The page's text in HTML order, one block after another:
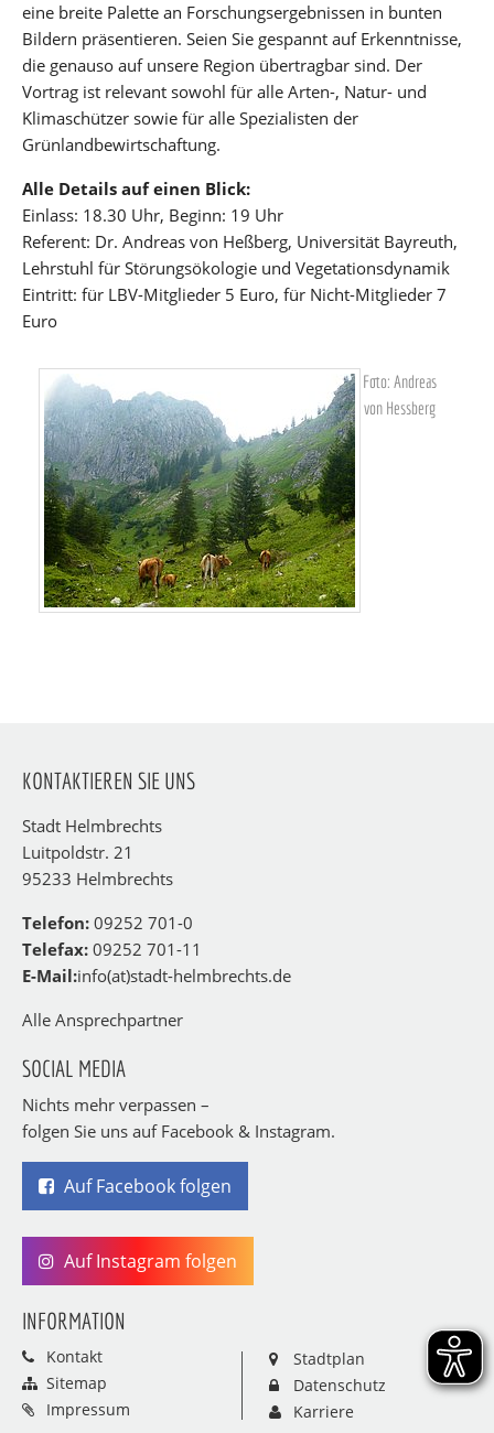
eine breite Palette an Forschungsergebnissen in bunten
Bildern präsentieren. Seien Sie gespannt auf Erkenntnisse,
die genauso auf unsere Region übertragbar sind. Der
Vortrag ist relevant sowohl für alle Arten-, Natur- und
Klimaschützer sowie für alle Spezialisten der
Grünlandbewirtschaftung.
Alle Details auf einen Blick:
Einlass: 18.30 Uhr, Beginn: 19 Uhr
Referent: Dr. Andreas von Heßberg, Universität Bayreuth,
Lehrstuhl für Störungsökologie und Vegetationsdynamik
Eintritt: für LBV-Mitglieder 5 Euro, für Nicht-Mitglieder 7
Euro
Foto: Andreas
von Hessberg
KONTAKTIEREN SIE UNS
Stadt Helmbrechts
Luitpoldstr. 21
95233 Helmbrechts
Telefon: 09252 701-0
Telefax: 09252 701-11
E-Mail:info(at)stadt-helmbrechts.de
Alle Ansprechpartner
SOCIAL MEDIA
Nichts mehr verpassen –
folgen Sie uns auf Facebook & Instagram.
Auf Facebook folgen
Auf Instagram folgen
INFORMATION
Kontakt
Sitemap
Impressum
Stadtplan
Datenschutz
Karriere